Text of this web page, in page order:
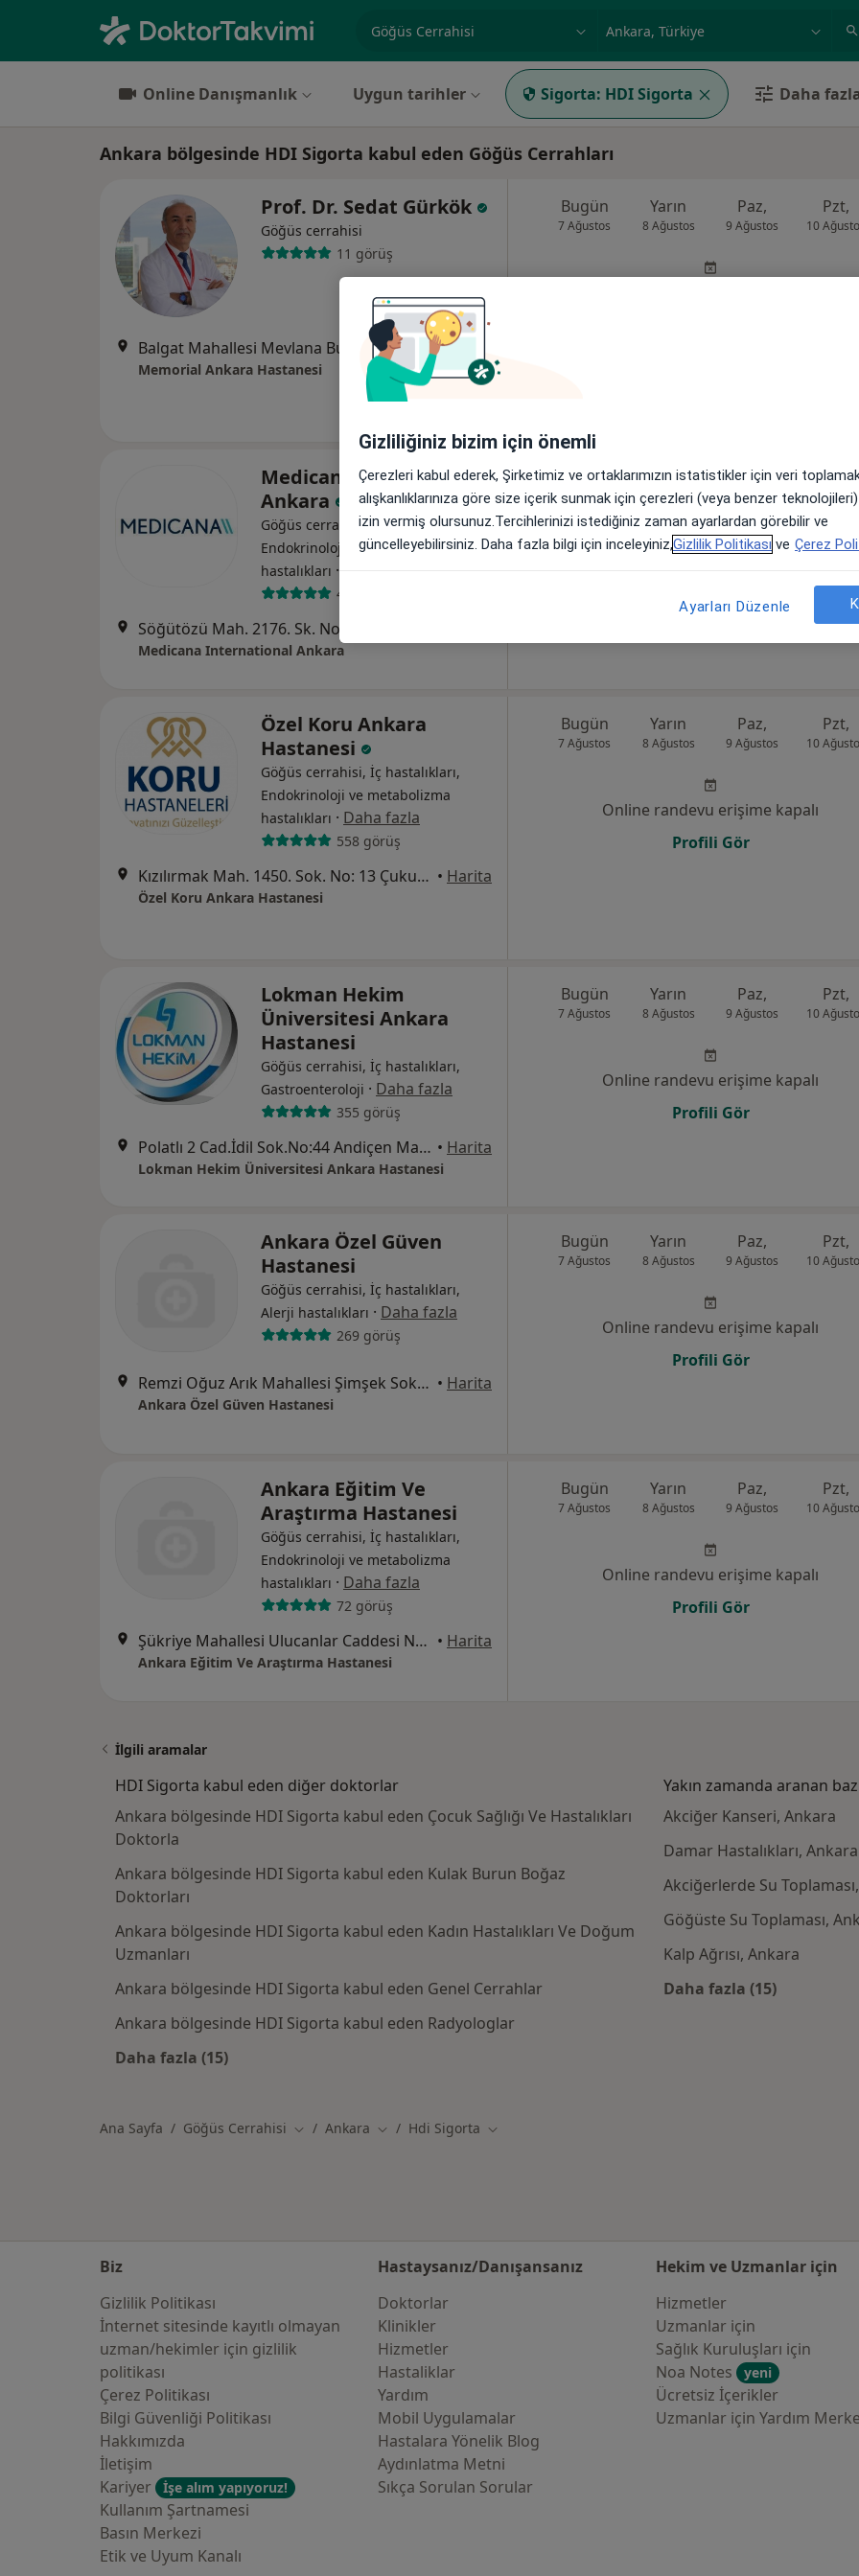
Online Danışmanlık Uygun tarihler Sigorta: HDI Sigorta Daha
Ankara bölgesinde HDI Sigorta kabul eden Göğüs Cerrahları
Prof. Dr. Sedat Gürkök
Göğüs cerrahisi
11 görüş
•Harita
Memorial Ankara Hastanesi
Bugün
7 Ağustos
Yarın
8 Ağustos
Paz,
9 Ağustos
Pzt,
10
Medicana International
Ankara
Göğüs cerrahisi, İç hastalıkları,
Endokrinoloji ve metabolizma
hastalıkları ·
452 görüş
Söğütözü Mah. 2176. Sk. No: 3, Çankaya
Medicana International Ankara
Bugün
7 Ağustos
Yarın
8 Ağustos
Paz,
9 Ağustos
Pzt,
10
Özel Koru Ankara
Hastanesi
Göğüs cerrahisi, İç hastalıkları,
Endokrinoloji ve metabolizma
hastalıkları · Daha fazla
558 görüş
Kızılırmak Mah. 1450. Sok. No: 13 Çukurambar, Ankara • Harita
Özel Koru Ankara Hastanesi
Bugün
7 Ağustos
Yarın
8 Ağustos
Paz,
9 Ağustos
Pzt,
10
Online randevu erişime kapalı
Profili Gör
Lokman Hekim
Üniversitesi Ankara
Hastanesi
Göğüs cerrahisi, İç hastalıkları,
Gastroenteroloji · Daha fazla
355 görüş
Polatlı 2 Cad.İdil Sok.No:44 Andiçen Mah., Sincan • Harita
Lokman Hekim Üniversitesi Ankara Hastanesi
Bugün
7 Ağustos
Yarın
8 Ağustos
Paz,
9 Ağustos
Pzt,
10
Online randevu erişime kapalı
Profili Gör
Ankara Özel Güven
Hastanesi
Göğüs cerrahisi, İç hastalıkları,
Alerji hastalıkları · Daha fazla
269 görüş
Remzi Oğuz Arık Mahallesi Şimşek Sokak No:29 Kavaklıdere, Çankaya • Harita
Ankara Özel Güven Hastanesi
Bugün
7 Ağustos
Yarın
8 Ağustos
Paz,
9 Ağustos
Pzt,
10
Online randevu erişime kapalı
Profili Gör
Ankara Eğitim Ve
Araştırma Hastanesi
Göğüs cerrahisi, İç hastalıkları,
Endokrinoloji ve metabolizma
hastalıkları · Daha fazla
72 görüş
Şükriye Mahallesi Ulucanlar Caddesi No:89, Altındağ • Harita
Ankara Eğitim Ve Araştırma Hastanesi
Bugün
7 Ağustos
Yarın
8 Ağustos
Paz,
9 Ağustos
Pzt,
10
Online randevu erişime kapalı
Profili Gör
İlgili aramalar
HDI Sigorta kabul eden diğer doktorlar
Ankara bölgesinde HDI Sigorta kabul eden Çocuk Sağlığı Ve Hastalıkları
Doktorla
Ankara bölgesinde HDI Sigorta kabul eden Kulak Burun Boğaz
Doktorları
Ankara bölgesinde HDI Sigorta kabul eden Kadın Hastalıkları Ve Doğum
Uzmanları
Ankara bölgesinde HDI Sigorta kabul eden Genel Cerrahlar
Ankara bölgesinde HDI Sigorta kabul eden Radyologlar
Daha fazla (15)
Yakın zamanda aranan
Akciğer Kanseri, Ankara
Damar Hastalıkları, Ankara
Akciğerlerde Su
Göğüste Su Toplaması,
Kalp Ağrısı, Ankara
Daha fazla (15)
Ana Sayfa Göğüs Cerrahisi Şehir değiştir
Ankara Şehir değiştir
Hdi Sigorta Şehir değiştir
Biz
Gizlilik Politikası
İnternet sitesinde kayıtlı olmayan
uzman/hekimler i̇çin gizlilik
politikası
Çerez Politikası
Bilgi Güvenliği Politikası
Hakkımızda
İletişim
Kariyer
İşe alım yapıyoruz!
Kullanım Şartnamesi
Basın Merkezi
Etik ve Uyum Kanalı
Hastaysanız/Danışansanız
Doktorlar
Klinikler
Hizmetler
Hastaliklar
Yardım
Mobil Uygulamalar
Hastalara Yönelik Blog
Aydınlatma Metni
Sıkça Sorulan Sorular
Hekim ve Uzmanlar için
Hizmetler
Uzmanlar için
Sağlık Kuruluşları için
Noa Notes
yeni
Ücretsiz İçerikler
Uzmanlar için Yardım
Gizliliğiniz bizim için önemli
Çerezleri kabul ederek, Şirketimiz ve ortaklarımızın istatistikler için veri
alışkanlıklarınıza göre size içerik sunmak için çerezleri (veya benzer
izin vermiş olursunuz.Tercihlerinizi istediğiniz zaman ayarlardan görebilir ve
güncelleyebilirsiniz. Daha fazla bilgi için inceleyiniz,Gizlilik Politikası ve Çerez
Ayarları Düzenle